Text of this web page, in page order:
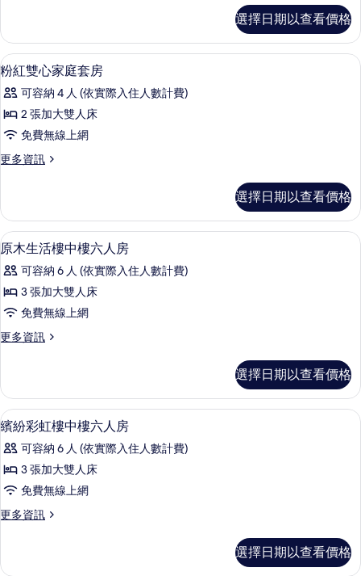
庭
套
房
的
所
有
相
璀
璨
家
庭
套
房
詳
情
選擇日期以查看價格
顯
示
粉
紅
心
庭
套
房
的
所
有
相
粉紅雙心家庭套房 | 書桌、遮光布/窗
7
粉紅雙心家庭套房
可容納 4 人 (依實際入住人數計費)
2 張加大雙人床
免費無線上網
更多資訊
更
雙
心
家
套
房
詳
情
選擇日期以查看價格
顯
示
原
木
活
中
樓
六
人
房
的
所
原木生活樓中樓六人房 | 書桌、遮光
10
原木生活樓中樓六人房
可容納 6 人 (依實際入住人數計費)
3 張加大雙人床
免費無線上網
更多資訊
更
生
活
樓
中
樓
六
房
的
詳
選擇日期以查看價格
顯
示
繽
紛
虹
中
繽紛彩虹樓中樓六人房 | 書桌、遮光
9
繽紛彩虹樓中樓六人房
可容納 6 人 (依實際入住人數計費)
3 張加大雙人床
免費無線上網
更多資訊
更
彩
選擇日期以查看價格